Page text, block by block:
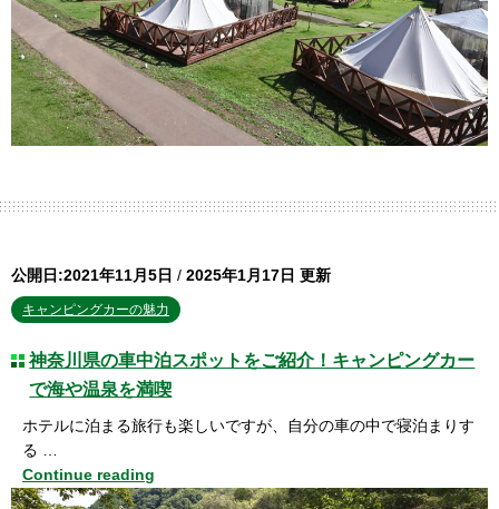
公開日:2021年11月5日 / 2025年1月17日 更新
キャンピングカーの魅力
神奈川県の車中泊スポットをご紹介！キャンピングカー
で海や温泉を満喫
ホテルに泊まる旅行も楽しいですが、自分の車の中で寝泊まりす
る …
Continue reading